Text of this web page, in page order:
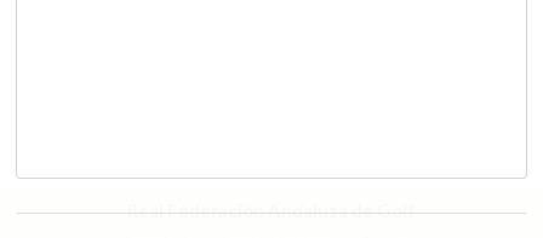
Real Federación Andaluza de Golf